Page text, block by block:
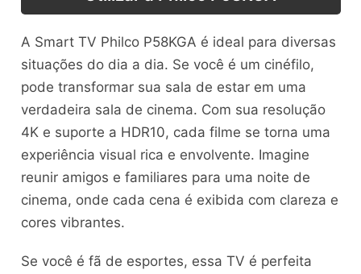
A Smart TV Philco P58KGA é ideal para diversas
situações do dia a dia. Se você é um cinéfilo,
pode transformar sua sala de estar em uma
verdadeira sala de cinema. Com sua resolução
4K e suporte a HDR10, cada filme se torna uma
experiência visual rica e envolvente. Imagine
reunir amigos e familiares para uma noite de
cinema, onde cada cena é exibida com clareza e
cores vibrantes.
Se você é fã de esportes, essa TV é perfeita